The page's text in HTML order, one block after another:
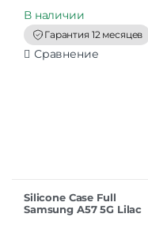
t
o
f
5
В наличии
Гарантия 12 месяцев
Сравнение
Silicone Case Full
Samsung A57 5G Lilac